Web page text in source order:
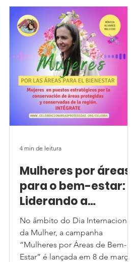
Mulheres por áreas
para o bem-estar:
Liderando a
conservação na
América Latina e no
Caribe.
No âmbito do Dia Internacional
da Mulher, a campanha
“Mulheres por Áreas de Bem-
Estar” é lançada em 8 de março
4 min de leitura